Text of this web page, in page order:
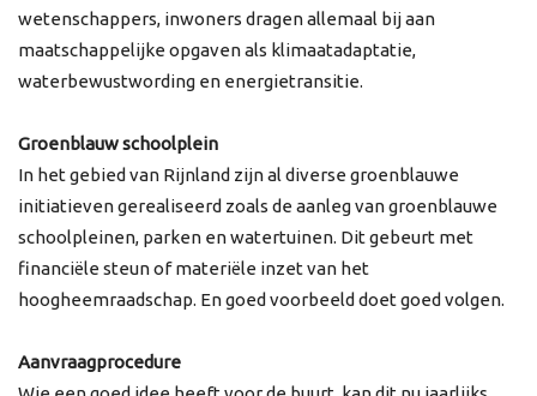
wetenschappers, inwoners dragen allemaal bij aan
maatschappelijke opgaven als klimaatadaptatie,
waterbewustwording en energietransitie.
Groenblauw schoolplein
In het gebied van Rijnland zijn al diverse groenblauwe
initiatieven gerealiseerd zoals de aanleg van groenblauwe
schoolpleinen, parken en watertuinen. Dit gebeurt met
financiële steun of materiële inzet van het
hoogheemraadschap. En goed voorbeeld doet goed volgen.
Aanvraagprocedure